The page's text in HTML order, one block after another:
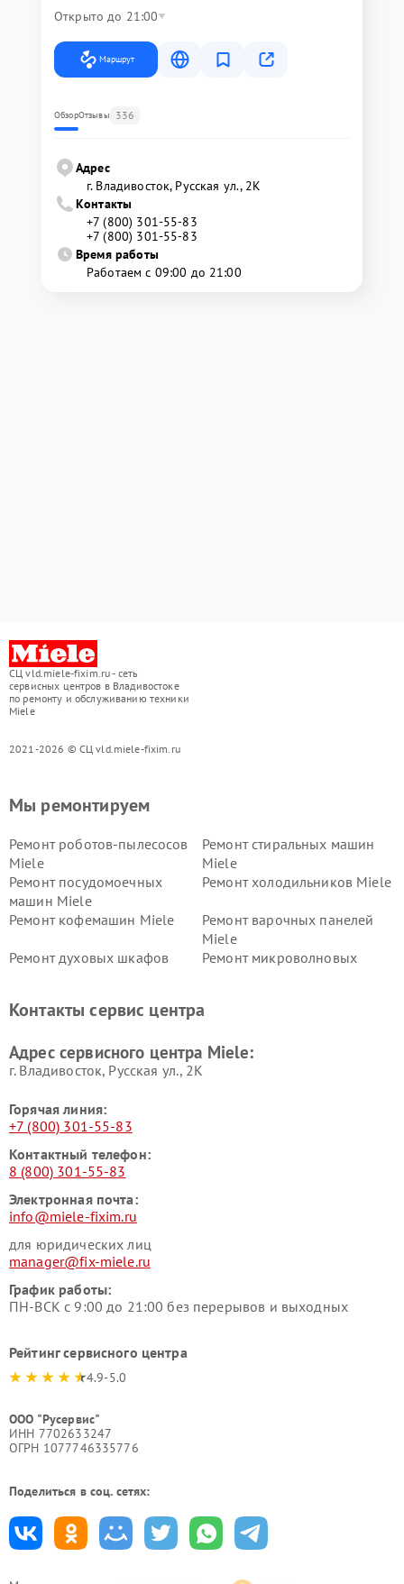
Открыто до 21:00
Маршрут
ОбзорОтзывы 336
Адрес
г. Владивосток, Русская ул., 2К
Контакты
+7 (800) 301-55-83
+7 (800) 301-55-83
Время работы
Работаем с 09:00 до 21:00
СЦ vld.miele-fixim.ru - сеть
сервисных центров в Владивостоке
по ремонту и обслуживанию техники
Miele
2021-2026 © СЦ vld.miele-fixim.ru
Мы ремонтируем
Ремонт роботов-пылесосов
Miele
Ремонт стиральных машин
Miele
Ремонт посудомоечных
машин Miele
Ремонт холодильников Miele
Ремонт кофемашин Miele
Ремонт варочных панелей
Miele
Ремонт духовых шкафов
Ремонт микроволновых
Miele
Miele
пылесосов Miele
Контакты сервис центра
Адрес сервисного центра Miele:
г. Владивосток, Русская ул., 2К
Горячая линия:
+7 (800) 301-55-83
Контактный телефон:
8 (800) 301-55-83
Электронная почта:
info@miele-fixim.ru
для юридических лиц
manager@fix-miele.ru
График работы:
ПН-ВСК с 9:00 до 21:00 без перерывов и выходных
Рейтинг сервисного центра
4.9-5.0
ООО "Русервис"
ИНН 7702633247
ОГРН 1077746335776
Поделиться в соц. сетях: